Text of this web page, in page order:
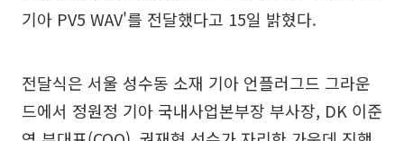
기아 PV5 WAV'를 전달했다고 15일 밝혔다.
전달식은 서울 성수동 소재 기아 언플러그드 그라운
드에서 정원정 기아 국내사업본부장 부사장, DK 이준